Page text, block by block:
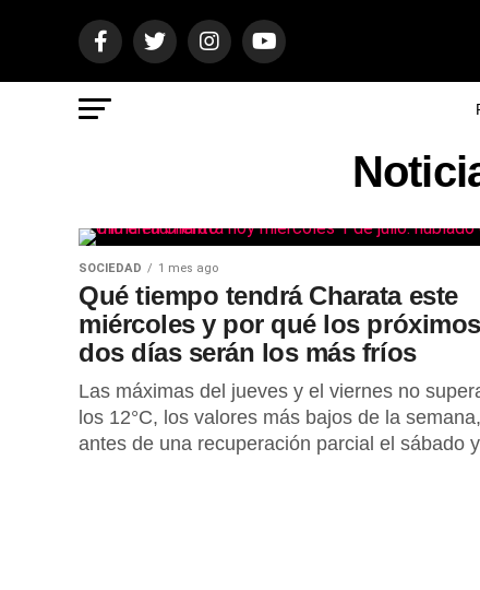
SOCIEDAD 1 mes ago
Qué tiempo tendrá Charata este
miércoles y por qué los próximos
dos días serán los más fríos
Las máximas del jueves y el viernes no
los 12°C, los valores más bajos de la semana,
antes de una recuperación parcial el sábado